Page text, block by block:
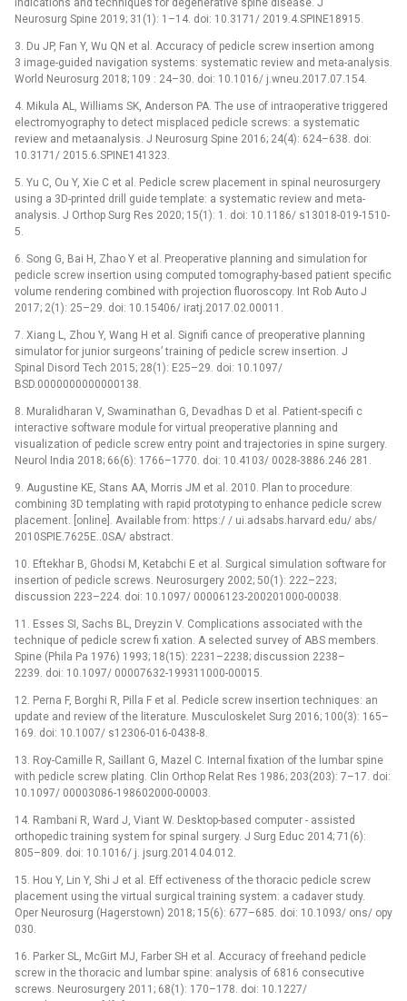
Neurosurg Spine 2019; 31(1): 1–14. doi: 10.3171/ 2019.4.SPINE18915.
3. Du JP, Fan Y, Wu QN et al. Accuracy of pedicle screw insertion among
3 image-guided navigation systems: systematic review and meta-analysis.
World Neurosurg 2018; 109 : 24–30. doi: 10.1016/ j.wneu.2017.07.154.
4. Mikula AL, Williams SK, Anderson PA. The use of intraoperative triggered
electromyography to detect misplaced pedicle screws: a systematic
review and metaanalysis. J Neurosurg Spine 2016; 24(4): 624–638. doi:
10.3171/ 2015.6.SPINE141323.
5. Yu C, Ou Y, Xie C et al. Pedicle screw placement in spinal neurosurgery
using a 3D-printed drill guide template: a systematic review and meta-
analysis. J Orthop Surg Res 2020; 15(1): 1. doi: 10.1186/ s13018-019-1510-
5.
6. Song G, Bai H, Zhao Y et al. Preoperative planning and simulation for
pedicle screw insertion using computed tomography-based patient specific
volume rendering combined with projection fluoroscopy. Int Rob Auto J
2017; 2(1): 25–29. doi: 10.15406/ iratj.2017.02.00011.
7. Xiang L, Zhou Y, Wang H et al. Signifi cance of preoperative planning
simulator for junior surgeons’ training of pedicle screw insertion. J
Spinal Disord Tech 2015; 28(1): E25–29. doi: 10.1097/
BSD.0000000000000138.
8. Muralidharan V, Swaminathan G, Devadhas D et al. Patient-specifi c
interactive software module for virtual preoperative planning and
visualization of pedicle screw entry point and trajectories in spine surgery.
Neurol India 2018; 66(6): 1766–1770. doi: 10.4103/ 0028-3886.246 281.
9. Augustine KE, Stans AA, Morris JM et al. 2010. Plan to procedure:
combining 3D templating with rapid prototyping to enhance pedicle screw
placement. [online]. Available from: https:/ / ui.adsabs.harvard.edu/ abs/
2010SPIE.7625E..0SA/ abstract.
10. Eftekhar B, Ghodsi M, Ketabchi E et al. Surgical simulation software for
insertion of pedicle screws. Neurosurgery 2002; 50(1): 222–223;
discussion 223–224. doi: 10.1097/ 00006123-200201000-00038.
11. Esses SI, Sachs BL, Dreyzin V. Complications associated with the
technique of pedicle screw fi xation. A selected survey of ABS members.
Spine (Phila Pa 1976) 1993; 18(15): 2231–2238; discussion 2238–
2239. doi: 10.1097/ 00007632-199311000-00015.
12. Perna F, Borghi R, Pilla F et al. Pedicle screw insertion techniques: an
update and review of the literature. Musculoskelet Surg 2016; 100(3): 165–
169. doi: 10.1007/ s12306-016-0438-8.
13. Roy-Camille R, Saillant G, Mazel C. Internal fixation of the lumbar spine
with pedicle screw plating. Clin Orthop Relat Res 1986; 203(203): 7–17. doi:
10.1097/ 00003086-198602000-00003.
14. Rambani R, Ward J, Viant W. Desktop-based computer -⁠ assisted
orthopedic training system for spinal surgery. J Surg Educ 2014; 71(6):
805–809. doi: 10.1016/ j. jsurg.2014.04.012.
15. Hou Y, Lin Y, Shi J et al. Eff ectiveness of the thoracic pedicle screw
placement using the virtual surgical training system: a cadaver study.
Oper Neurosurg (Hagerstown) 2018; 15(6): 677–685. doi: 10.1093/ ons/ opy
030.
16. Parker SL, McGirt MJ, Farber SH et al. Accuracy of freehand pedicle
screw in the thoracic and lumbar spine: analysis of 6816 consecutive
screws. Neurosurgery 2011; 68(1): 170–178. doi: 10.1227/